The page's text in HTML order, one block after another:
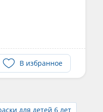
В избранное
для детей 6 лет